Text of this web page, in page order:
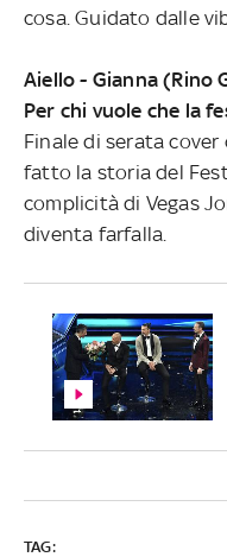
cosa. Guidato dalle
Aiello - Gianna (Rino
Per chi vuole che la
Finale di serata
fatto la storia del
complicità di Vegas
diventa farfalla.
TAG: